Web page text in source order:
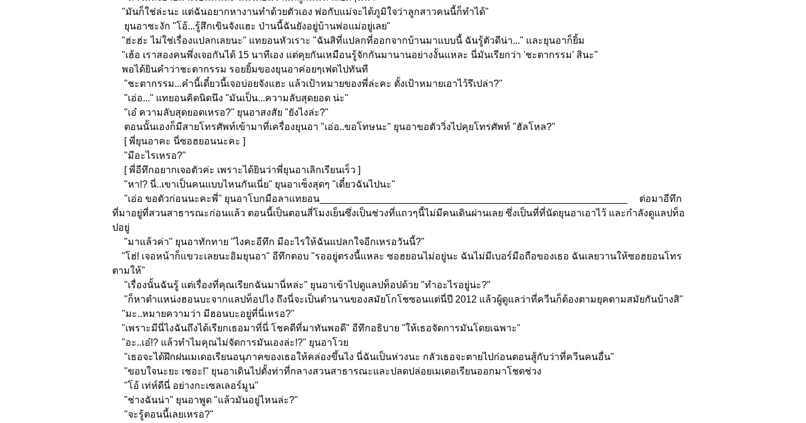
"มันก็ใช่ล่ะนะ แต่ฉันอยากหางานทำด้วยตัวเอง พ่อกับแม่จะได้ภูมิใจว่าลูกสาวคนนี้ก็ทำได้"
ยุนอาชะงัก "โอ้...รู้สึกเขินจังแฮะ ป่านนี้ฉันยังอยู่บ้านพ่อแม่อยู่เลย"
"ฮ่ะฮ่ะ ไม่ใช่เรื่องแปลกเลยนะ" แทยอนหัวเราะ "ฉันสิที่แปลกที่ออกจากบ้านมาแบบนี้ ฉันรู้ตัวดีน่า..." และยุนอาก็ยิ้ม
"เฮ้อ เราสองคนพึ่งเจอกันได้ 15 นาทีเอง แต่คุยกันเหมือนรู้จักกันมานานอย่างงั้นแหละ นี่มันเรียกว่า 'ชะตากรรม' สินะ"
พอได้ยินคำว่าชะตากรรม รอยยิ้มของยุนอาค่อยๆเฟดไปทันที
"ชะตากรรม...คำนี้เดี๋ยวนี้เจอบ่อยจังแฮะ แล้วเป้าหมายของพี่ล่ะคะ ตั้งเป้าหมายเอาไว้รึเปล่า?"
"เอ่อ..." แทยอนคิดนิดนึง "มันเป็น...ความลับสุดยอด น่ะ"
"เอ๋ ความลับสุดยอดเหรอ?" ยุนอาสงสัย "ยังไงล่ะ?"
ตอนนั้นเองก็มีสายโทรศัพท์เข้ามาที่เครื่องยุนอา "เอ่อ..ขอโทษนะ" ยุนอาขอตัววิ่งไปคุยโทรศัพท์ "ฮัลโหล?"
[ พี่ยุนอาคะ นี่ซอฮยอนนะคะ ]
"มีอะไรเหรอ?"
[ พี่อีทึกอยากเจอตัวค่ะ เพราะได้ยินว่าพี่ยุนอาเลิกเรียนเร็ว ]
"หา!? นี่..เขาเป็นคนแบบไหนกันเนี่ย" ยุนอาเซ็งสุดๆ "เดี๋ยวฉันไปนะ"
"เอ่อ ขอตัวก่อนนะคะพี่" ยุนอาโบกมือลาแทยอน_________________________________________________________ ต่อมาอีทึก
ที่มาอยู่ที่สวนสาธารณะก่อนแล้ว ตอนนี้เป็นตอนสี่โมงเย็นซึ่งเป็นช่วงที่แถวๆนี้ไม่มีคนเดินผ่านเลย ซึ่งเป็นที่ที่นัดยุนอาเอาไว้ และกำลังดูแลปท็อ
ปอยู่
"มาแล้วค่า" ยุนอาทักทาย "ไงคะอีทึก มีอะไรให้ฉันแปลกใจอีกเหรอวันนี้?"
"โฮ่! เจอหน้าก็แขวะเลยนะอิมยุนอา" อีทึกตอบ "รออยู่ตรงนี้แหละ ซอฮยอนไม่อยู่นะ ฉันไม่มีเบอร์มือถือของเธอ ฉันเลยวานให้ซอฮยอนโทร
ตามให้"
"เรื่องนั้นฉันรู้ แต่เรื่องที่คุณเรียกฉันมานี่หล่ะ" ยุนอาเข้าไปดูแลปท็อปด้วย "ทำอะไรอยู่น่ะ?"
"ก็หาตำแหน่งฮอนบะจากแลปท็อปไง ถึงนี่จะเป็นตำนานของสมัยโกโชซอนแต่นี่ปี 2012 แล้วผู้ดูแลว่าที่ควีนก็ต้องตามยุคตามสมัยกันบ้างสิ"
"มะ..หมายความว่า มีฮอนบะอยู่ที่นี่เหรอ?"
"เพราะมีนี่ไงฉันถึงได้เรียกเธอมาที่นี่ โชคดีที่มาทันพอดี" อีทึกอธิบาย "ให้เธอจัดการมันโดยเฉพาะ"
"อะ..เอ๋!? แล้วทำไมคุณไม่จัดการมันเองล่ะ!?" ยุนอาโวย
"เธอจะได้ฝึกฝนเมเดอเรียนอนุภาคของเธอให้คล่องขึ้นไง นี่ฉันเป็นห่วงนะ กลัวเธอจะตายไปก่อนตอนสู้กับว่าที่ควีนคนอื่น"
"ขอบใจนะยะ เชอะ!" ยุนอาเดินไปตั้งท่าที่กลางสวนสาธารณะและปลดปล่อยเมเดอเรียนออกมาโชดช่วง
"โอ้ เท่ห์ดีนี่ อย่างกะเซลเลอร์มูน"
"ช่างฉันน่า" ยุนอาพูด "แล้วมันอยู่ไหนล่ะ?"
"จะรู้ตอนนี้เลยเหรอ?"